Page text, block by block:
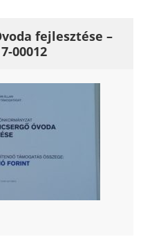
fejlesztése –
00012